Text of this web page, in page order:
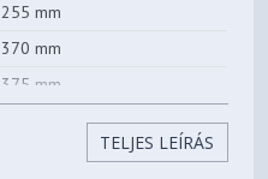
255 mm
370 mm
375 mm
Iratmegsemmisítő
TELJES LEÍRÁS